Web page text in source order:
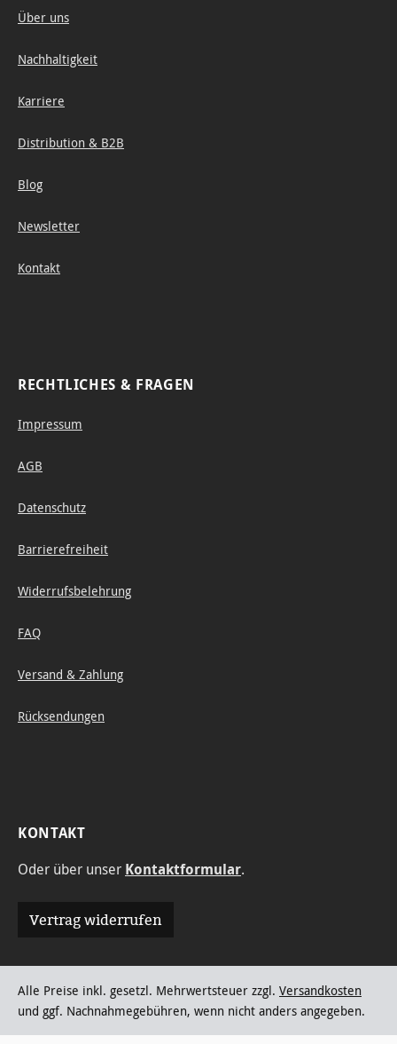
Über uns
Nachhaltigkeit
Karriere
Distribution & B2B
Blog
Newsletter
Kontakt
RECHTLICHES & FRAGEN
Impressum
AGB
Datenschutz
Barrierefreiheit
Widerrufsbelehrung
FAQ
Versand & Zahlung
Rücksendungen
KONTAKT
Oder über unser Kontaktformular.
Vertrag widerrufen
Alle Preise inkl. gesetzl. Mehrwertsteuer zzgl. Versandkosten
und ggf. Nachnahmegebühren, wenn nicht anders angegeben.